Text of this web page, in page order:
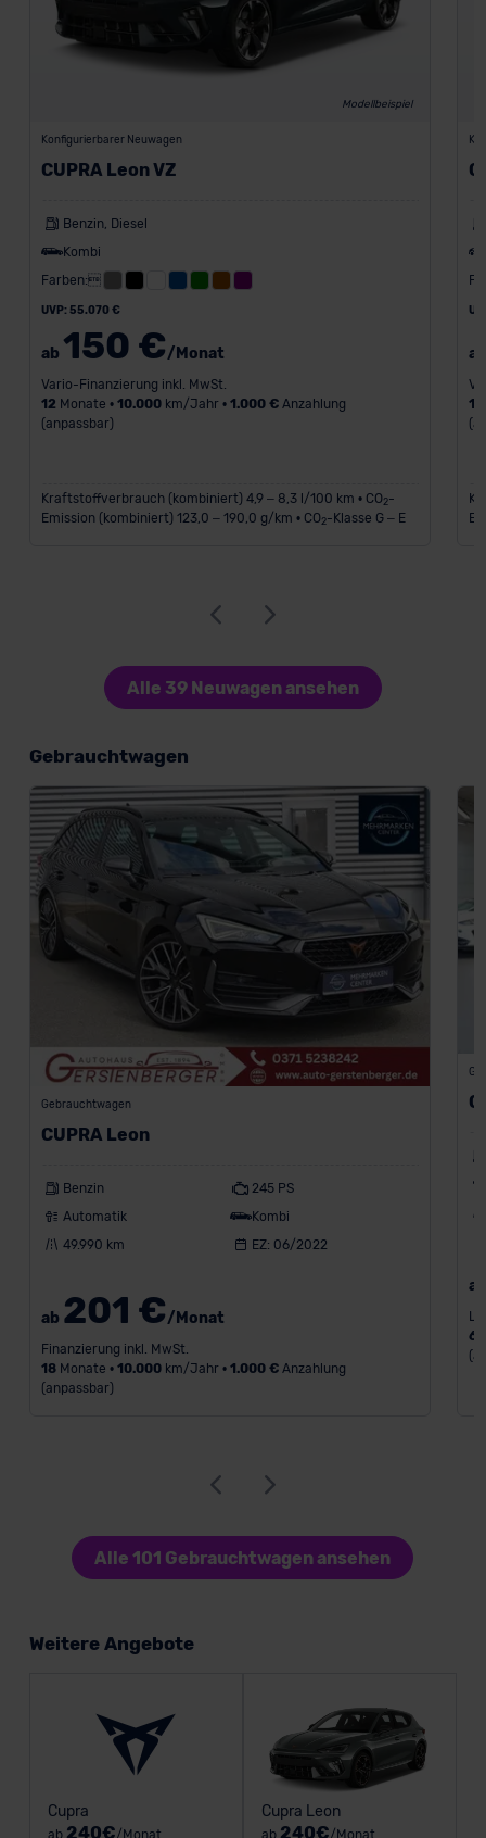
Modellbeispiel
Konfigurierbarer Neuwagen
CUPRA Leon VZ
Benzin, Diesel
Kombi
Farben:
UVP: 55.070 €
ab 150 €/Monat
Vario-Finanzierung inkl. MwSt.
12 Monate • 10.000km/Jahr • 1.000 €Anzahlung
(anpassbar)
Kraftstoffverbrauch (kombiniert) 4,9 – 8,3 l/100 km • CO2-
Emission (kombiniert) 123,0 – 190,0 g/km • CO2-Klasse G – E
12
Alle 39 Neuwagen ansehen
Gebrauchtwagen
Gebrauchtwagen
CUPRA Leon
Benzin
245 PS
Automatik
Kombi
49.990 km
EZ: 06/2022
ab 201 €/Monat
Finanzierung inkl. MwSt.
18Monate • 10.000km/Jahr • 1.000 €Anzahlung
(anpassbar)
60
Alle 101 Gebrauchtwagen ansehen
Weitere Angebote
Cupra
240€
Cupra Leon
240€